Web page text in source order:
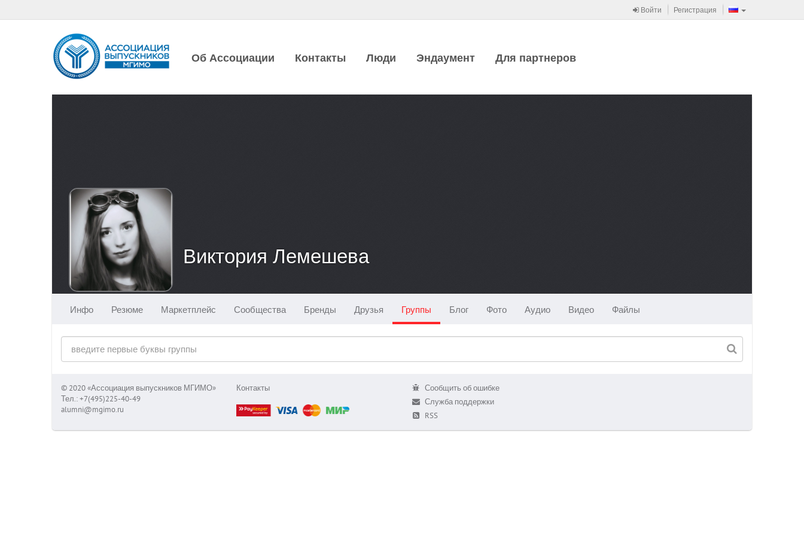
Войти Регистрация
Об Ассоциации Контакты Люди Эндаумент Для партнеров
Виктория Лемешева
Инфо Резюме Маркетплейс Сообщества Бренды Друзья Группы Блог Фото Аудио Видео Файлы
© 2020 «Ассоциация выпускников МГИМО»
Тел.: +7(495)225-40-49
alumni@mgimo.ru
Контакты
Сообщить об ошибке
Служба поддержки
RSS